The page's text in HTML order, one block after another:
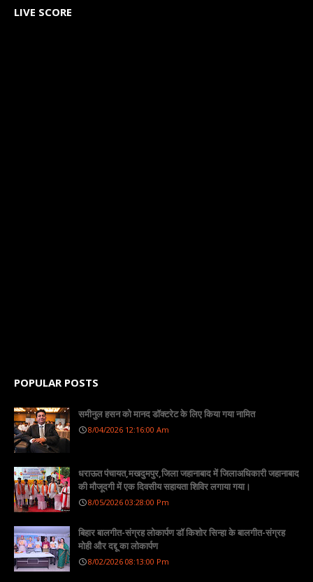
LIVE SCORE
POPULAR POSTS
समीनुल हसन को मानद डॉक्टरेट के लिए किया गया नामित
8/04/2026 12:16:00 Am
धराऊत पंचायत,मखदुमपुर,जिला जहानाबाद में जिलाअधिकारी जहानाबाद
की मौजूदगी में एक दिवसीय सहायता शिविर लगाया गया।
8/05/2026 03:28:00 Pm
बिहार बालगीत-संग्रह लोकार्पण डॉ किशोर सिन्हा के बालगीत-संग्रह
मोही और दद्दू का लोकार्पण
8/02/2026 08:13:00 Pm